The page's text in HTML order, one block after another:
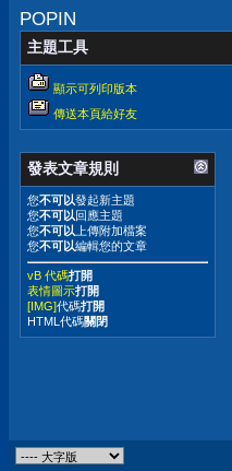
POPIN
主題工具
顯示可列印版本
傳送本頁給好友
發表文章規則
您不可以發起新主題
您不可以 回應主題
您不可以 上傳附加檔案
您不可以編輯您的文章
vB 代碼打開
表情圖示打開
[IMG]代碼打開
HTML代碼關閉